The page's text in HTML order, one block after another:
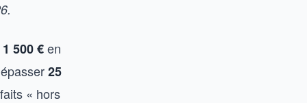
1 500 €en
25
« hors